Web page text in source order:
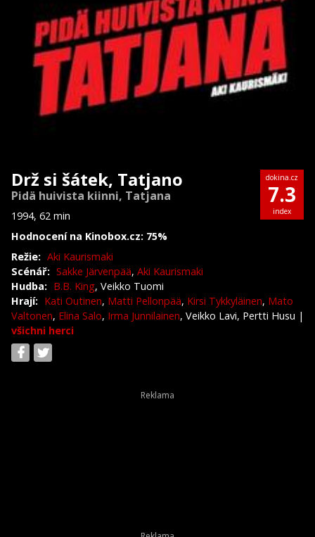
Drž si šátek, Tatjano
Pidä huivista kiinni, Tatjana
1994, 62 min
Hodnocení na Kinobox.cz: 75%
dokina.cz
7.3
index
Režie: Aki Kaurismaki
Scénář: Sakke Järvenpää, Aki Kaurismaki
Hudba: B.B. King, Veikko Tuomi
Hrají: Kati Outinen, Matti Pellonpää, Kirsi Tykkyläinen, Mato
Valtonen, Elina Salo, Irma Junnilainen, Veikko Lavi, Pertti Husu |
všichni herci